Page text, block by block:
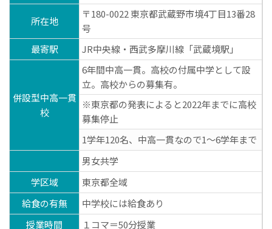
所在地
〒180-0022 東京都武蔵野市境4丁目13番28
号
最寄駅
JR中央線・西武多摩川線「武蔵境駅」
併設型中高一貫
校
6年間中高一貫。高校の付属中学として設
立。高校からの募集有。
※東京都の発表によると2022年までに高校
募集停止
1学年120名、中高一貫なので1～6学年まで
男女共学
学区域
東京都全域
給食の有無
中学校には給食あり
授業時間
１コマ＝50分授業